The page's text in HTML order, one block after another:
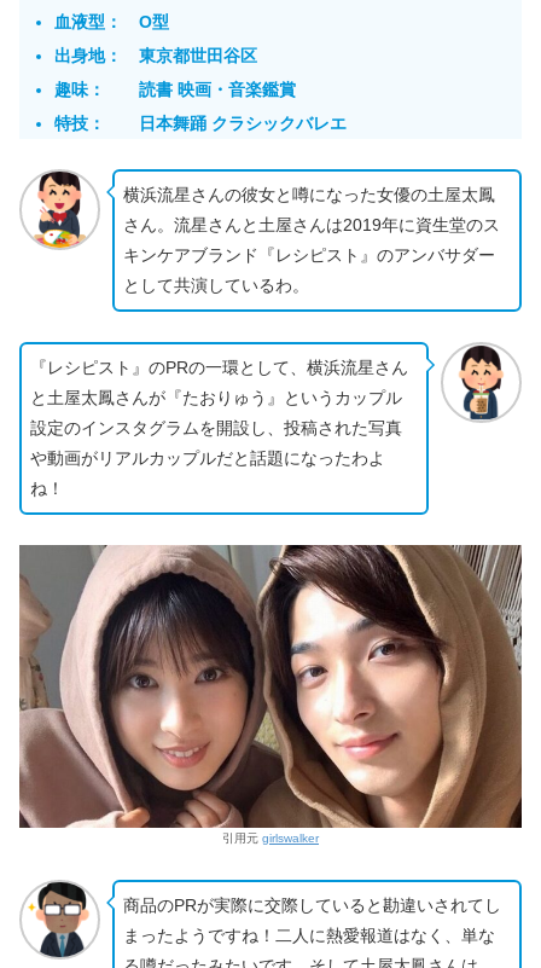
血液型： O型
出身地： 東京都世田谷区
趣味： 読書 映画・音楽鑑賞
特技： 日本舞踊 クラシックバレエ
横浜流星さんの彼女と噂になった女優の土屋太鳳
さん。流星さんと土屋さんは2019年に資生堂のス
キンケアブランド『レシピスト』のアンバサダー
として共演しているわ。
『レシピスト』のPRの一環として、横浜流星さん
と土屋太鳳さんが『たおりゅう』というカップル
設定のインスタグラムを開設し、投稿された写真
や動画がリアルカップルだと話題になったわよ
ね！
引用元 girlswalker
商品のPRが実際に交際していると勘違いされてし
まったようですね！二人に熱愛報道はなく、単な